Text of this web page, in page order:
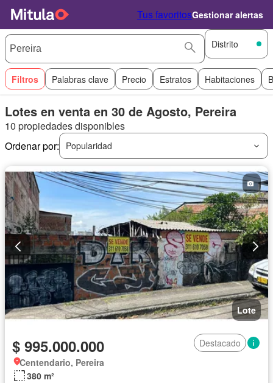
Tus favoritosGestionar alertas
Distrito
Filtros Palabras clave Precio Estratos Habitaciones
Lotes en venta en 30 de Agosto, Pereira
10 propiedades disponibles
Ordenar por:
Popularidad
Lote
$ 995.000.000
Destacado
Centendario, Pereira
380 m²